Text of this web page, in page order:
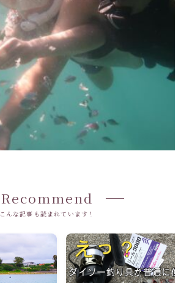
Recommend
こんな記事も読まれています！